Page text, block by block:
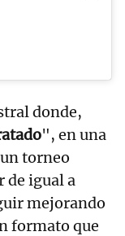
donde,
", en una
torneo
de igual a
mejorando
formato que